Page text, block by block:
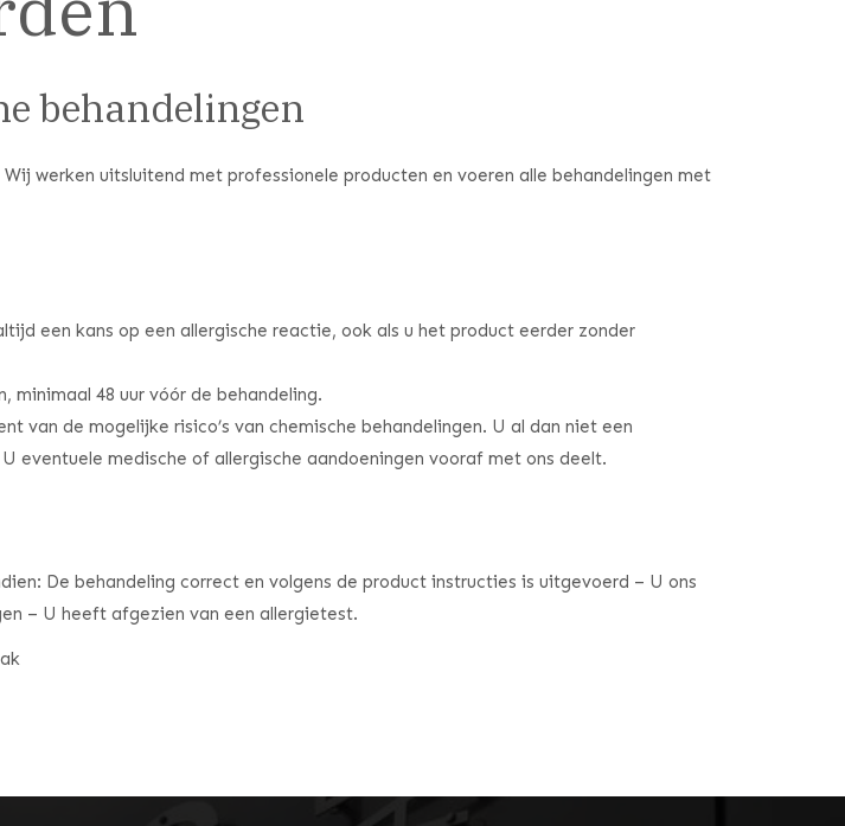
behandelingen
werken uitsluitend met professionele producten en voeren alle behandelingen met
een kans op een allergische reactie, ook als u het product eerder zonder
48 uur vóór de behandeling.
van de mogelijke risico’s van chemische behandelingen. U al dan niet een
medische of allergische aandoeningen vooraf met ons deelt.
De behandeling correct en volgens de product instructies is uitgevoerd – U ons
– U heeft afgezien van een allergietest.